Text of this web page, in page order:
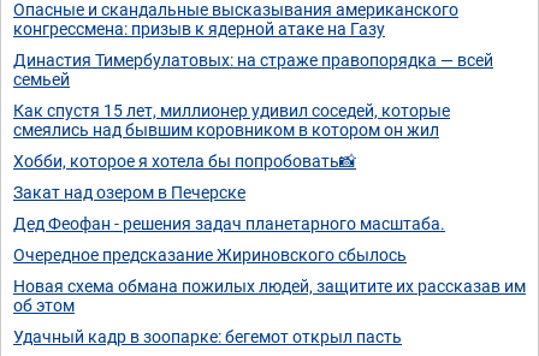
Опасные и скандальные высказывания американского
конгрессмена: призыв к ядерной атаке на Газу
Династия Тимербулатовых: на страже правопорядка — всей
семьей
Как спустя 15 лет, миллионер удивил соседей, которые
смеялись над бывшим коровником в котором он жил
Хобби, которое я хотела бы попробовать📸
Закат над озером в Печерске
Дед Феофан - решения задач планетарного масштаба.
Очередное предсказание Жириновского сбылось
Новая схема обмана пожилых людей, защитите их рассказав им
об этом
Удачный кадр в зоопарке: бегемот открыл пасть